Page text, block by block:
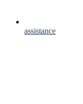
assistance